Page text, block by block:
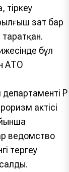
тіркеу
зат бар
таратқан.
бұл
АТО
ҚР
актісі
ведомство
тергеу